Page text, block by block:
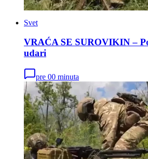
Svet
VRAĆA SE SUROVIKIN –
udari
pre 00 minuta